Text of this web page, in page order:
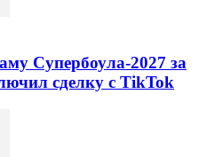
Супербоула-2027 за
сделку с TikTok